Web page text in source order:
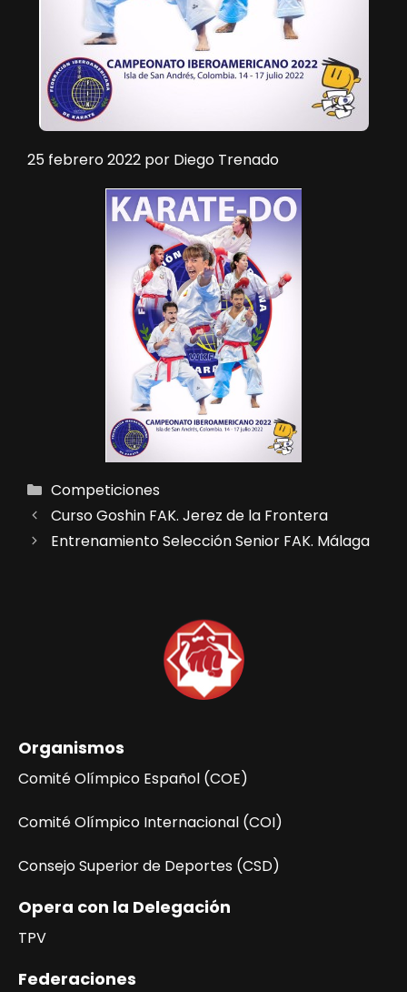
25 febrero 2022 por Diego Trenado
Categorías
Competiciones
Curso Goshin FAK. Jerez de la Frontera
Entrenamiento Selección Senior FAK. Málaga
Organismos
Comité Olímpico Español (COE)
Comité Olímpico Internacional (COI)
Consejo Superior de Deportes (CSD)
Opera con la Delegación
TPV
Federaciones